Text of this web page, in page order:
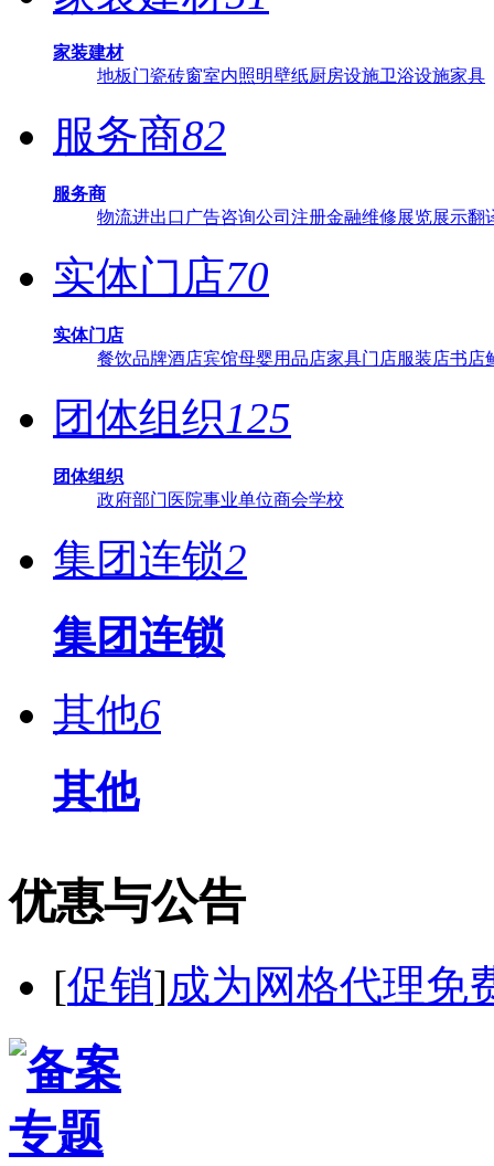
家装建材
地板门瓷砖窗室内照明壁纸厨房设施卫浴设施家具
服务商82
服务商
物流进出口 广告咨询公司注册金融维修展览展示翻
实体门店70
实体门店
餐饮品牌酒店宾馆母婴用品店家具门店服装店书店
团体组织125
团体组织
政府部门 医院事业单位商会学校
集团连锁2
集团连锁
其他6
其他
优惠与公告
[促销]成为网格代理免